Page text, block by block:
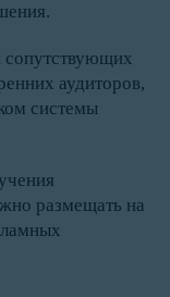
сопутствующих
аудиторов,
системы
размещать на